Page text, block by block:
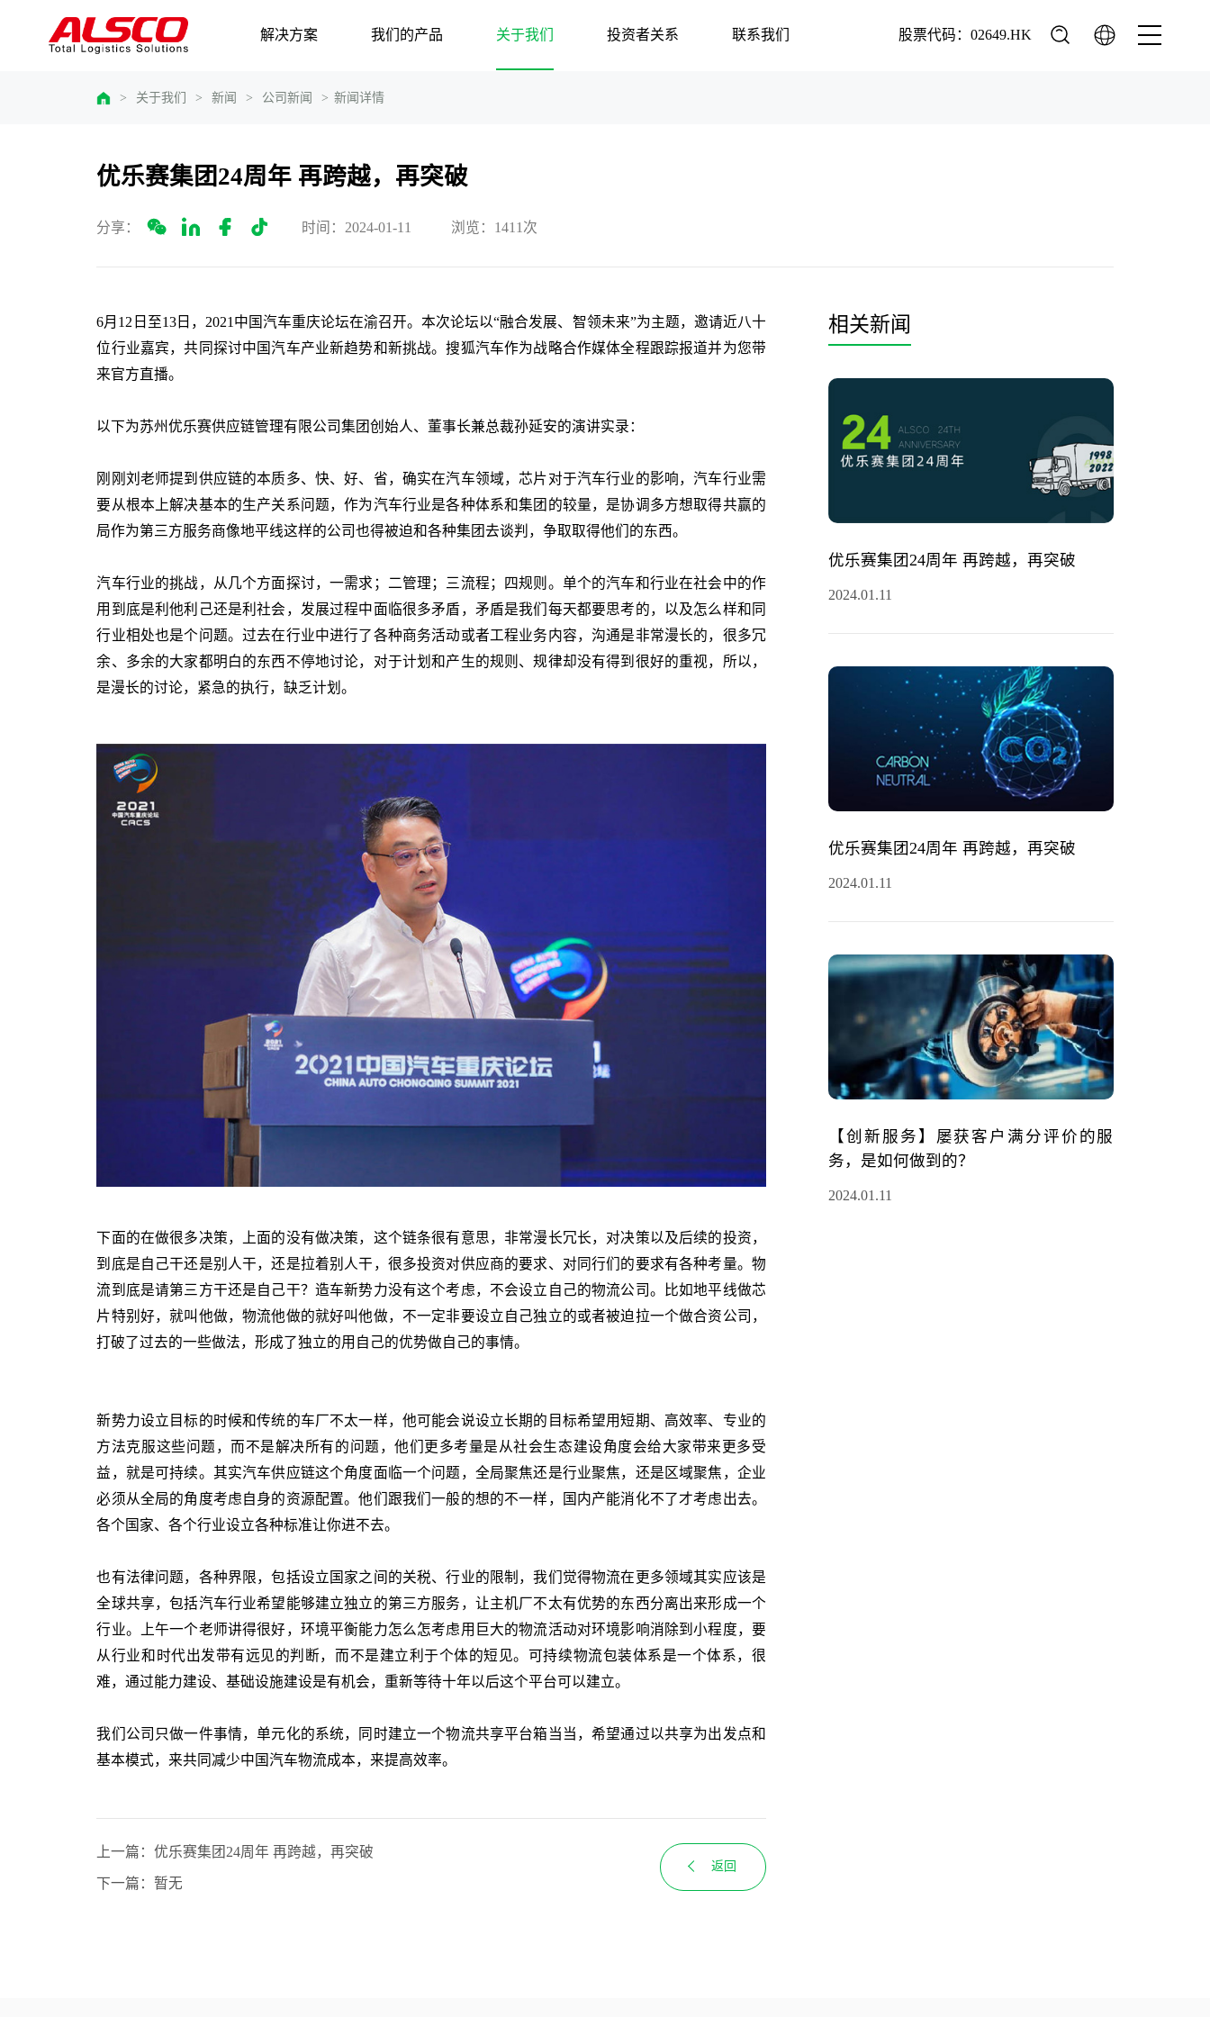
解决方案 我们的产品 关于我们 投资者关系 联系我们 股票代码：02649.HK
> 关于我们 > 新闻 > 公司新闻 > 新闻详情
优乐赛集团24周年 再跨越，再突破
分享： 时间：2024-01-11 浏览：1411次
6月12日至13日，2021中国汽车重庆论坛在渝召开。本次论坛以“融合发展、智领未来”为主题，邀请近八十
位行业嘉宾，共同探讨中国汽车产业新趋势和新挑战。搜狐汽车作为战略合作媒体全程跟踪报道并为您带
来官方直播。
以下为苏州优乐赛供应链管理有限公司集团创始人、董事长兼总裁孙延安的演讲实录：
刚刚刘老师提到供应链的本质多、快、好、省，确实在汽车领域，芯片对于汽车行业的影响，汽车行业需
要从根本上解决基本的生产关系问题，作为汽车行业是各种体系和集团的较量，是协调多方想取得共赢的
局作为第三方服务商像地平线这样的公司也得被迫和各种集团去谈判，争取取得他们的东西。
汽车行业的挑战，从几个方面探讨，一需求；二管理；三流程；四规则。单个的汽车和行业在社会中的作
用到底是利他利己还是利社会，发展过程中面临很多矛盾，矛盾是我们每天都要思考的，以及怎么样和同
行业相处也是个问题。过去在行业中进行了各种商务活动或者工程业务内容，沟通是非常漫长的，很多冗
余、多余的大家都明白的东西不停地讨论，对于计划和产生的规则、规律却没有得到很好的重视，所以，
是漫长的讨论，紧急的执行，缺乏计划。
下面的在做很多决策，上面的没有做决策，这个链条很有意思，非常漫长冗长，对决策以及后续的投资，
到底是自己干还是别人干，还是拉着别人干，很多投资对供应商的要求、对同行们的要求有各种考量。物
流到底是请第三方干还是自己干？造车新势力没有这个考虑，不会设立自己的物流公司。比如地平线做芯
片特别好，就叫他做，物流他做的就好叫他做，不一定非要设立自己独立的或者被迫拉一个做合资公司，
打破了过去的一些做法，形成了独立的用自己的优势做自己的事情。
新势力设立目标的时候和传统的车厂不太一样，他可能会说设立长期的目标希望用短期、高效率、专业的
方法克服这些问题，而不是解决所有的问题，他们更多考量是从社会生态建设角度会给大家带来更多受
益，就是可持续。其实汽车供应链这个角度面临一个问题，全局聚焦还是行业聚焦，还是区域聚焦，企业
必须从全局的角度考虑自身的资源配置。他们跟我们一般的想的不一样，国内产能消化不了才考虑出去。
各个国家、各个行业设立各种标准让你进不去。
也有法律问题，各种界限，包括设立国家之间的关税、行业的限制，我们觉得物流在更多领域其实应该是
全球共享，包括汽车行业希望能够建立独立的第三方服务，让主机厂不太有优势的东西分离出来形成一个
行业。上午一个老师讲得很好，环境平衡能力怎么怎考虑用巨大的物流活动对环境影响消除到小程度，要
从行业和时代出发带有远见的判断，而不是建立利于个体的短见。可持续物流包装体系是一个体系，很
难，通过能力建设、基础设施建设是有机会，重新等待十年以后这个平台可以建立。
我们公司只做一件事情，单元化的系统，同时建立一个物流共享平台箱当当，希望通过以共享为出发点和
基本模式，来共同减少中国汽车物流成本，来提高效率。
上一篇：优乐赛集团24周年 再跨越，再突破
下一篇：暂无
返回
相关新闻
优乐赛集团24周年 再跨越，再突破
2024.01.11
优乐赛集团24周年 再跨越，再突破
2024.01.11
【创新服务】屡获客户满分评价的服
务，是如何做到的？
2024.01.11